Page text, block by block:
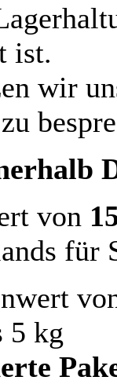
ist.
wir
von
für
5 kg